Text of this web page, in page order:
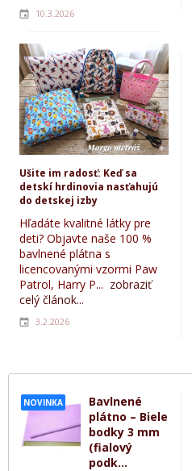
NOVINKA
Bavlnené
plátno – Biele
bodky 3 mm
(fialový
podk...
10.3.2026
Ušite im radosť: Keď sa
detskí hrdinovia nasťahujú
do detskej izby
Hľadáte kvalitné látky pre
deti? Objavte naše 100 %
bavlnené plátna s
licencovanými vzormi Paw
Patrol, Harry P... zobraziť
celý článok...
3.2.2026